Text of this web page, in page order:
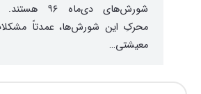
شورش‌های دی‌ماه ۹۶
محرکِ این شورش‌ها، عمدتاً
معیشتی…